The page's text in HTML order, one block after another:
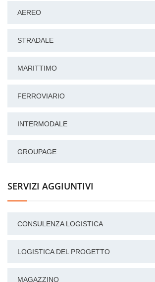
AEREO
STRADALE
MARITTIMO
FERROVIARIO
INTERMODALE
GROUPAGE
SERVIZI AGGIUNTIVI
CONSULENZA LOGISTICA
LOGISTICA DEL PROGETTO
MAGAZZINO